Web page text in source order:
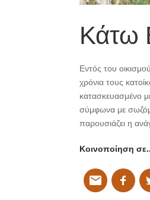
Κάτω
Εντός του
χρόνια τους
κατασκευασμένο
σύμφωνα με
παρουσιάζει η
Κοινοποίηση